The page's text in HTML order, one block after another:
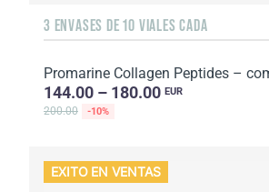
3 ENVASES DE 10 VIALES CADA
144.00 – 180.00 EUR
200.00 -10%
EXITO EN VENTAS